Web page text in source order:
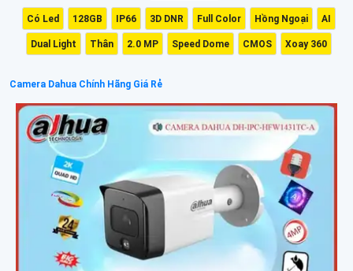
Có Led 128GB IP66 3D DNR Full Color Hồng Ngoại AI
Dual Light Thân 2.0 MP Speed Dome CMOS Xoay 360
Camera Dahua Chính Hãng Giá Rẻ